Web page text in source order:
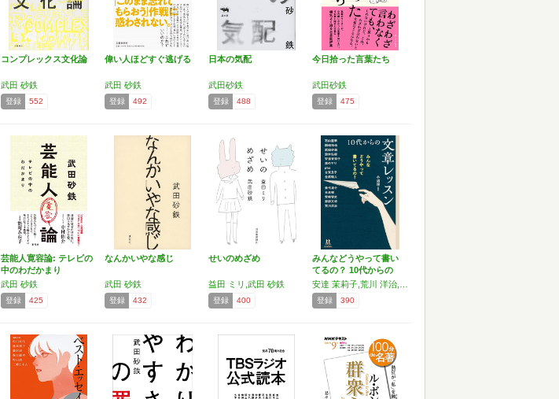
コンプレックス文化論
武田 砂鉄
登録 552
偉い人ほどすぐ逃げる
武田 砂鉄
登録 492
日本の気配
武田砂鉄
登録 488
今日拾った言葉たち
武田砂鉄
登録 475
芸能人寛容論: テレビの
中のわだかまり
武田 砂鉄
登録 425
なんかいやな感じ
武田 砂鉄
登録 432
せいのめざめ
益田 ミリ,武田 砂鉄
登録 400
みんなどうやって書い
てるの？ 10代からの
文…
登録 390